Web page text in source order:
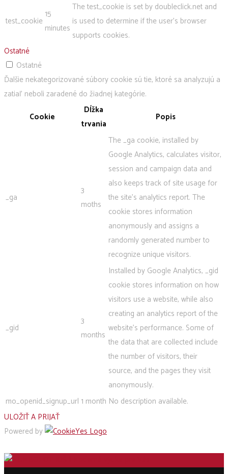
test_cookie
15
minutes
The test_cookie is set by doubleclick.net and
is used to determine if the user's browser
supports cookies.
Ostatné
Ostatné
Ďalšie nekategorizované súbory cookie sú tie, ktoré sa analyzujú a
zatiaľ neboli zaradené do žiadnej kategórie.
Cookie
Dĺžka
trvania
Popis
_ga
3
moths
The _ga cookie, installed by
Google Analytics, calculates visitor,
session and campaign data and
also keeps track of site usage for
the site's analytics report. The
cookie stores information
anonymously and assigns a
randomly generated number to
recognize unique visitors.
_gid
3
months
Installed by Google Analytics, _gid
cookie stores information on how
visitors use a website, while also
creating an analytics report of the
website's performance. Some of
the data that are collected include
the number of visitors, their
source, and the pages they visit
anonymously.
mo_openid_signup_url 1 month No description available.
ULOŽIŤ A PRIJAŤ
Powered by